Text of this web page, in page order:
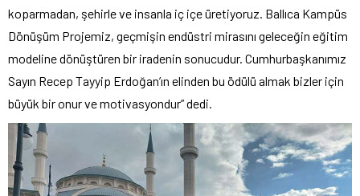
koparmadan, şehirle ve insanla iç içe üretiyoruz. Ballıca Kampüs
Dönüşüm Projemiz, geçmişin endüstri mirasını geleceğin eğitim
modeline dönüştüren bir iradenin sonucudur. Cumhurbaşkanımız
Sayın Recep Tayyip Erdoğan’ın elinden bu ödülü almak bizler için
büyük bir onur ve motivasyondur” dedi.